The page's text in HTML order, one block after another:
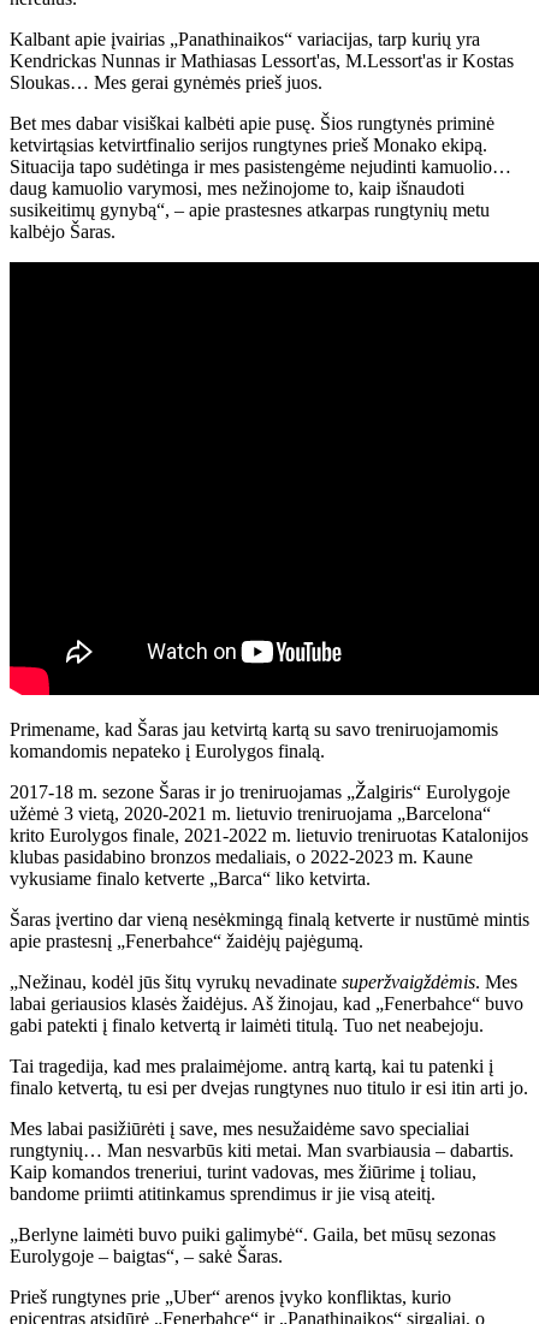
Kalbant apie įvairias „Panathinaikos“ variacijas, tarp kurių yra
Kendrickas Nunnas ir Mathiasas Lessort'as, M.Lessort'as ir Kostas
Sloukas… Mes gerai gynėmės prieš juos.
Bet mes dabar visiškai kalbėti apie pusę. Šios rungtynės priminė
ketvirtąsias ketvirtfinalio serijos rungtynes ​​prieš Monako ekipą.
Situacija tapo sudėtinga ir mes pasistengėme nejudinti kamuolio…
daug kamuolio varymosi, mes nežinojome to, kaip išnaudoti
susikeitimų gynybą“, – apie prastesnes atkarpas rungtynių metu
kalbėjo Šaras.
Primename, kad Šaras jau ketvirtą kartą su savo treniruojamomis
komandomis nepateko į Eurolygos finalą.
2017-18 m. sezone Šaras ir jo treniruojamas „Žalgiris“ Eurolygoje
užėmė 3 vietą, 2020-2021 m. lietuvio treniruojama „Barcelona“
krito Eurolygos finale, 2021-2022 m. lietuvio treniruotas Katalonijos
klubas pasidabino bronzos medaliais, o 2022-2023 m. Kaune
vykusiame finalo ketverte „Barca“ liko ketvirta.
Šaras įvertino dar vieną nesėkmingą finalą ketverte ir nustūmė mintis
apie prastesnį „Fenerbahce“ žaidėjų pajėgumą.
„Nežinau, kodėl jūs šitų vyrukų nevadinate superžvaigždėmis. Mes
labai geriausios klasės žaidėjus. Aš žinojau, kad „Fenerbahce“ buvo
gabi patekti į finalo ketvertą ir laimėti titulą. Tuo net neabejoju.
Tai tragedija, kad mes pralaimėjome. antrą kartą, kai tu patenki į
finalo ketvertą, tu esi per dvejas rungtynes ​​nuo titulo ir esi itin arti jo.
Mes labai pasižiūrėti į save, mes nesužaidėme savo specialiai
rungtynių… Man nesvarbūs kiti metai. Man svarbiausia – dabartis.
Kaip komandos treneriui, turint vadovas, mes žiūrime į toliau,
bandome priimti atitinkamus sprendimus ir jie visą ateitį.
„Berlyne laimėti buvo puiki galimybė“. Gaila, bet mūsų sezonas
Eurolygoje – baigtas“, – sakė Šaras.
Prieš rungtynes ​​prie „Uber“ arenos įvyko konfliktas, kurio
epicentras atsidūrė „Fenerbahce“ ir „Panathinaikos“ sirgaliai, o